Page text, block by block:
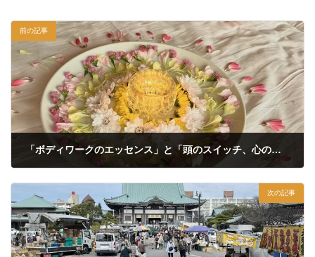
前の記事
「ボディワークのエッセンス」と「頭のスイッチ、心のドア」
次の記事